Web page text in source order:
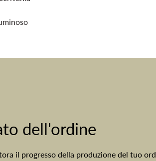
dell'ordine
il progresso della produzione del tuo